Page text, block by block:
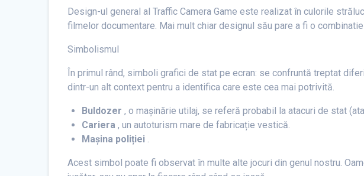
Design-ul general al Traffic Camera Game este realizat în culorile
filmelor documentare. Mai mult chiar designul său pare a fi o
Simbolismul
În primul rând, simboli grafici de stat pe ecran: se confruntă treptat
dintr-un alt context pentru a identifica care este cea mai potrivită.
Buldozer, o mașinărie utilaj, se referă probabil la atacuri de stat
Cariera, un autoturism mare de fabricație vestică.
Mașina poliției
Acest simbol poate fi observat în multe alte jocuri din genul nostru.